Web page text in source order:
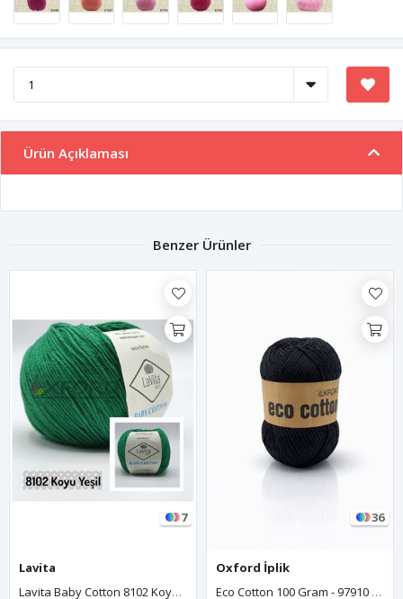
Ürün Açıklaması
Benzer Ürünler
7
Lavita
Lavita Baby Cotton 8102 Koyu Yeşil
36
Oxford İplik
Eco Cotton 100 Gram - 97910 - Siyah